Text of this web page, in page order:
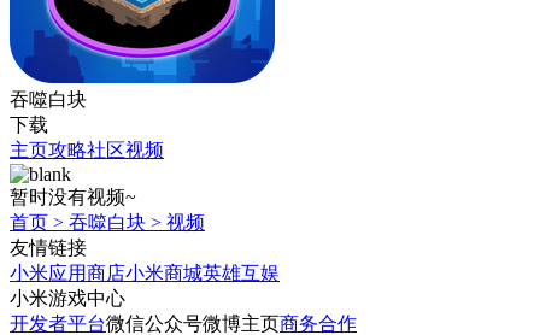
吞噬白块
下载
主页攻略社区视频
暂时没有视频~
首页 > 吞噬白块 > 视频
友情链接
小米应用商店小米商城英雄互娱
小米游戏中心
开发者平台微信公众号微博主页商务合作